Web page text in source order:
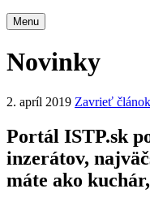
Menu
Novinky
2. apríl 2019 Zavrieť článok
Portál ISTP.sk
inzerátov,
máte ako